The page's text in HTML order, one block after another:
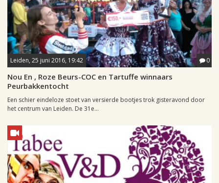
Leiden, 25 juni 2016, 19:42 0
Nou En , Roze Beurs-COC en Tartuffe winnaars
Peurbakkentocht
Een schier eindeloze stoet van versierde bootjes trok gisteravond door
het centrum van Leiden. De 31e...